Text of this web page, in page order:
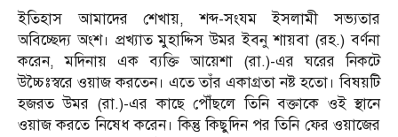
ইতিহাস আমাদের শেখায়, শব্দ-সংযম ইসলামী সভ্যতার
অবিচ্ছেদ্য অংশ। প্রখ্যাত মুহাদ্দিস উমর ইবনু শায়বা (রহ.) বর্ণনা
করেন, মদিনায় এক ব্যক্তি আয়েশা (রা.)-এর ঘরের নিকটে
উচ্চৈঃস্বরে ওয়াজ করতেন। এতে তাঁর একাগ্রতা নষ্ট হতো। বিষয়টি
হজরত উমর (রা.)-এর কাছে পৌঁছলে তিনি বক্তাকে ওই স্থানে
ওয়াজ করতে নিষেধ করেন। কিন্তু কিছুদিন পর তিনি ফের ওয়াজের